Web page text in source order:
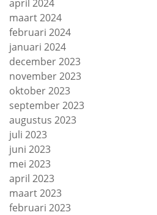
april 2024
maart 2024
februari 2024
januari 2024
december 2023
november 2023
oktober 2023
september 2023
augustus 2023
juli 2023
juni 2023
mei 2023
april 2023
maart 2023
februari 2023